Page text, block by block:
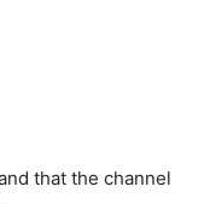
that the channel